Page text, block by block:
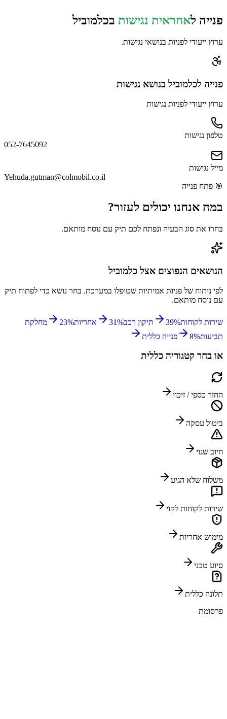
פנייה לאחראית נגישות בכלמוביל
ערוץ ייעודי לפניות בנושאי נגישות.
פנייה לכלמובילבנושא נגישות
ערוץ ייעודי לפניות נגישות
טלפון נגישות
052-7645092
מייל נגישות
Yehuda.gutman@colmobil.co.il
🎯 פתח פנייה
במה אנחנו יכולים לעזור?
בחרו את סוג הבעיה ונפתח לכם תיק עם נוסח מותאם.
הנושאים הנפוצים אצל כלמוביל
לפי ניתוח של פניות אמיתיות שטופלו במערכת. בחר נושא כדי לפתוח תיק
עם נוסח מותאם.
שירות לקוחות 39% תיקון רכב 31% אחריות 23%
מחלקת
תביעות
8% פנייה כללית
או בחר קטגוריה כללית
החזר כספי / זיכוי
ביטול עסקה
חיוב שגוי
משלוח שלא הגיע
שירות לקוחות לקוי
מימוש אחריות
סיוע טכני
תלונה כללית
פרסומת